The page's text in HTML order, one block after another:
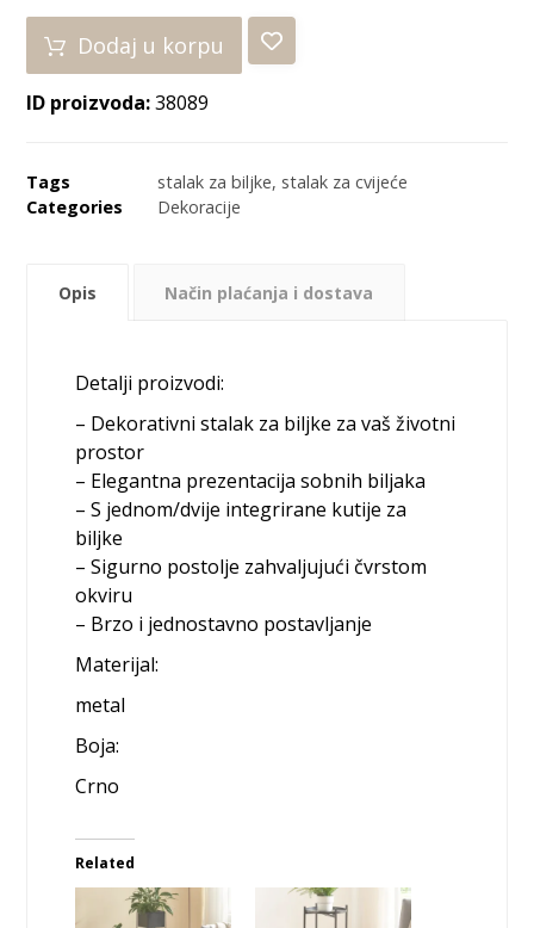
Dodaj u korpu
ID proizvoda:38089
Tags stalak za biljke, stalak za cvijeće
Categories
Dekoracije
Opis Način plaćanja i dostava
Detalji proizvodi:
– Dekorativni stalak za biljke za vaš životni
prostor
– Elegantna prezentacija sobnih biljaka
– S jednom/dvije integrirane kutije za
biljke
– Sigurno postolje zahvaljujući čvrstom
okviru
– Brzo i jednostavno postavljanje
Materijal:
metal
Boja:
Crno
Related